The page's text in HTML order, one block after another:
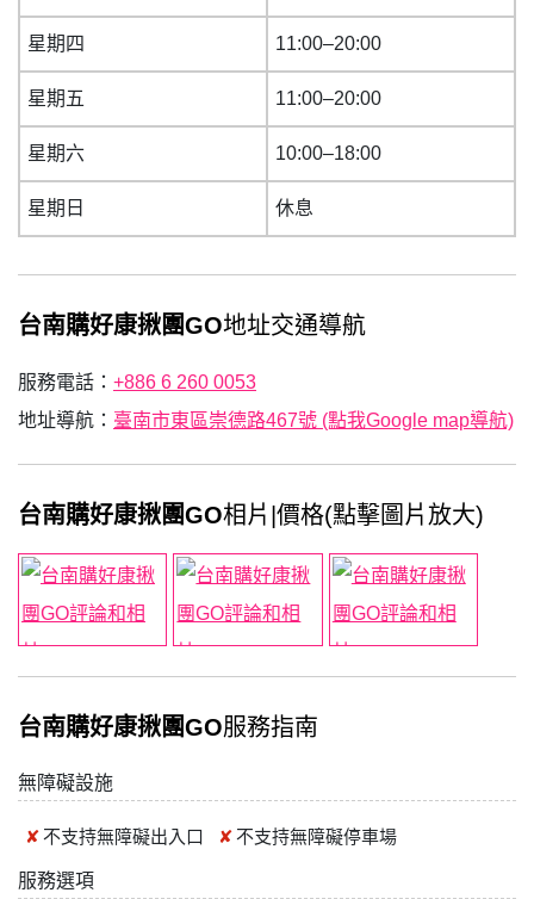
星期四 11:00–20:00
星期五 11:00–20:00
星期六 10:00–18:00
星期日 休息
台南購好康揪團GO地址交通導航
服務電話： +886 6 260 0053
地址導航： 臺南市東區崇德路467號 (點我Google map導航)
台南購好康揪團GO相片|價格(點擊圖片放大)
台南購好康揪團GO服務指南
無障礙設施
不支持無障礙出入口 不支持無障礙停車場
服務選項